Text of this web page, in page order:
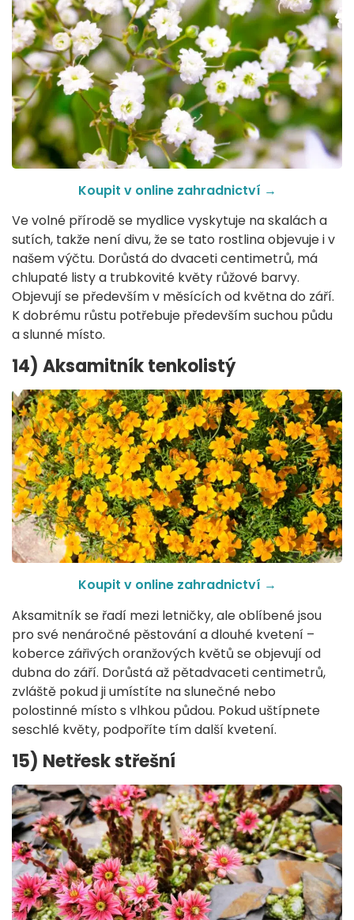
Koupit v online zahradnictví →
Ve volné přírodě se mydlice vyskytuje na skalách a
sutích, takže není divu, že se tato rostlina objevuje i v
našem výčtu. Dorůstá do dvaceti centimetrů, má
chlupaté listy a trubkovité květy růžové barvy.
Objevují se především v měsících od května do září.
K dobrému růstu potřebuje především suchou půdu
a slunné místo.
14) Aksamitník tenkolistý
Koupit v online zahradnictví →
Aksamitník se řadí mezi letničky, ale oblíbené jsou
pro své nenáročné pěstování a dlouhé kvetení –
koberce zářivých oranžových květů se objevují od
dubna do září. Dorůstá až pětadvaceti centimetrů,
zvláště pokud ji umístíte na slunečné nebo
polostinné místo s vlhkou půdou. Pokud uštípnete
seschlé květy, podpoříte tím další kvetení.
15) Netřesk střešní